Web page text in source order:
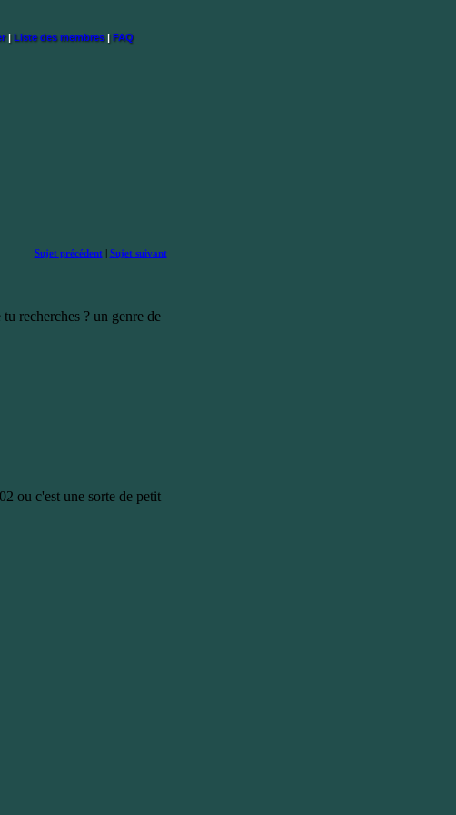
| Liste des membres| FAQ
Sujet précédent| Sujet suivant
recherches ? un genre de
ou c'est une sorte de petit